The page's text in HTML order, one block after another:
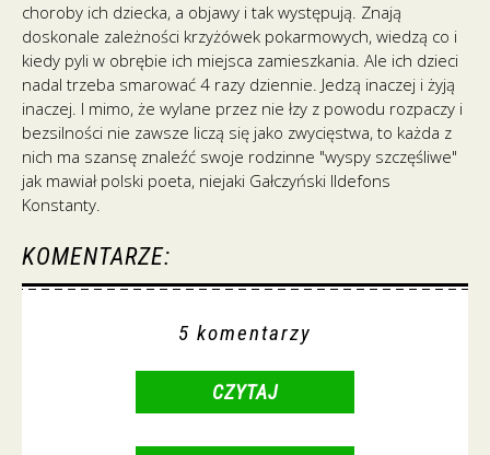
choroby ich dziecka, a objawy i tak występują. Znają
doskonale zależności krzyżówek pokarmowych, wiedzą co i
kiedy pyli w obrębie ich miejsca zamieszkania. Ale ich dzieci
nadal trzeba smarować 4 razy dziennie. Jedzą inaczej i żyją
inaczej. I mimo, że wylane przez nie łzy z powodu rozpaczy i
bezsilności nie zawsze liczą się jako zwycięstwa, to każda z
nich ma szansę znaleźć swoje rodzinne "wyspy szczęśliwe"
jak mawiał polski poeta, niejaki Gałczyński Ildefons
Konstanty.
KOMENTARZE:
5 komentarzy
CZYTAJ